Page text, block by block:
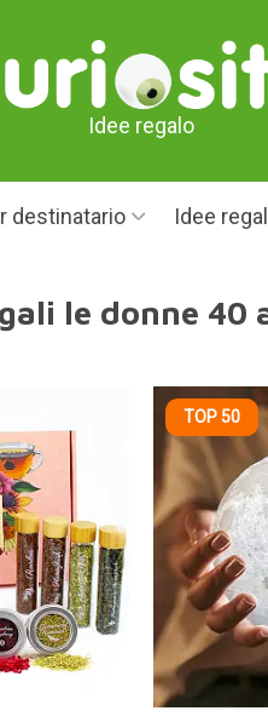
Idee regalo
destinatario Idee
le donne 40
TOP 50